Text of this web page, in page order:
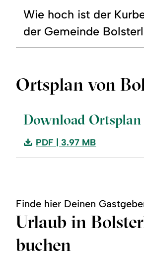
Wie hoch ist der
der Gemeinde
Ortsplan von
Download Ortsplan
Download:
Download
PDF | 3.97 MB
Finde hier Deinen
Urlaub in
buchen